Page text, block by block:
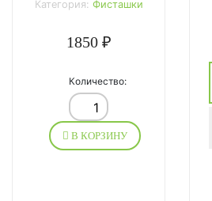
Категория: Фисташки
1850 ₽
Количество:
В КОРЗИНУ